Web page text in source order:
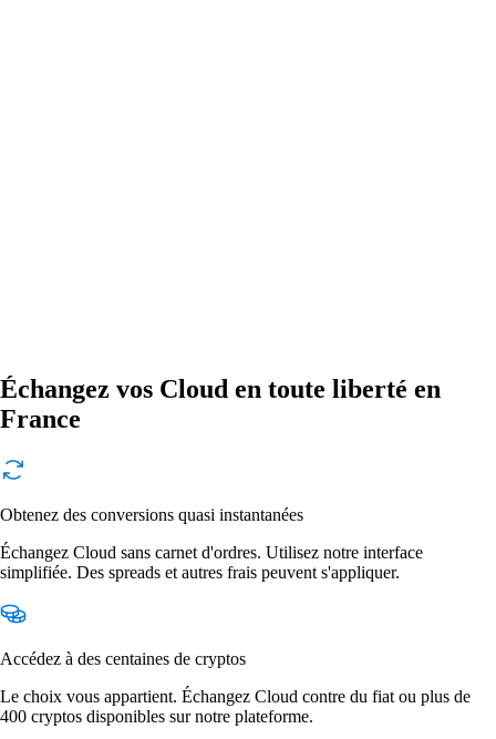
Échangez vos Cloud en toute liberté en
France
Obtenez des conversions quasi instantanées
Échangez Cloud sans carnet d'ordres. Utilisez notre interface
simplifiée. Des spreads et autres frais peuvent s'appliquer.
Accédez à des centaines de cryptos
Le choix vous appartient. Échangez Cloud contre du fiat ou plus de
400 cryptos disponibles sur notre plateforme.